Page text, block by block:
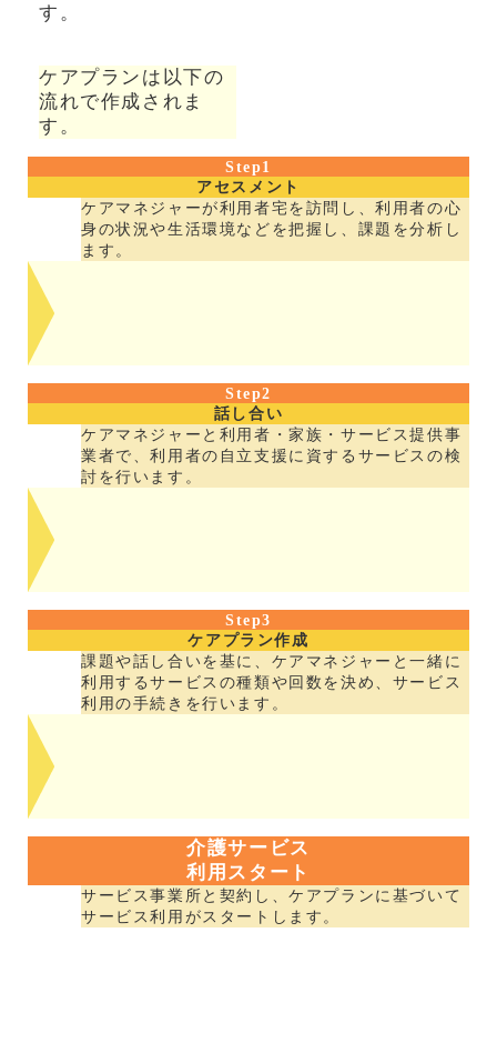
す。
ケアプランは以下の
流れで作成されま
す。
Step1
アセスメント
ケアマネジャーが利用者宅を訪問し、利用者の心
身の状況や生活環境などを把握し、課題を分析し
ます。
Step2
話し合い
ケアマネジャーと利用者・家族・サービス提供事
業者で、利用者の自立支援に資するサービスの検
討を行います。
Step3
ケアプラン作成
課題や話し合いを基に、ケアマネジャーと一緒に
利用するサービスの種類や回数を決め、サービス
利用の手続きを行います。
介護サービス
利用スタート
サービス事業所と契約し、ケアプランに基づいて
サービス利用がスタートします。